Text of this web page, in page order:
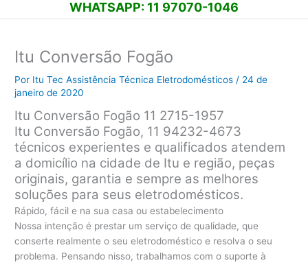
WHATSAPP: 11 97070-1046
Itu Conversão Fogão
Por Itu Tec Assistência Técnica Eletrodomésticos / 24 de
janeiro de 2020
Itu Conversão Fogão 11 2715-1957
Itu Conversão Fogão, 11 94232-4673
técnicos experientes e qualificados atendem
a domicílio na cidade de Itu e região, peças
originais, garantia e sempre as melhores
soluções para seus eletrodomésticos.
Rápido, fácil e na sua casa ou estabelecimento
Nossa intenção é prestar um serviço de qualidade, que
conserte realmente o seu eletrodoméstico e resolva o seu
problema. Pensando nisso, trabalhamos com o suporte à